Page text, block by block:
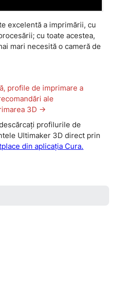
excelentă a imprimării, cu
cu toate acestea,
mari necesită o cameră de
profile de imprimare a
ale
3D ->
profilurile de
Ultimaker 3D direct prin
din aplicația Cura.